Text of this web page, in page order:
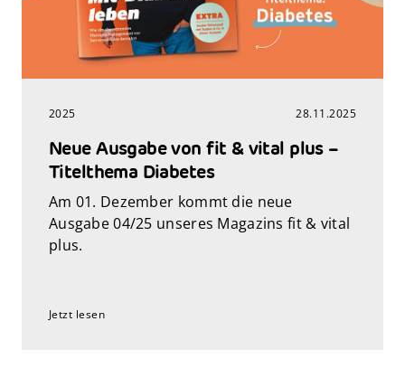
2025 28.11.2025
Neue Ausgabe von fit & vital plus –
Titelthema Diabetes
Am 01. Dezember kommt die neue
Ausgabe 04/25 unseres Magazins fit & vital
plus.
Jetzt lesen